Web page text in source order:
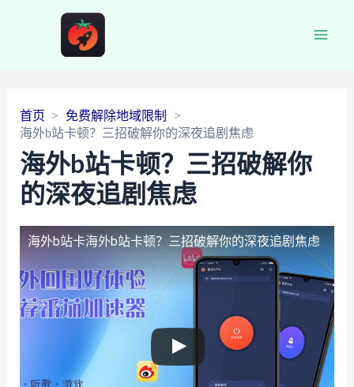
首页
免费解除地域限制
海外b站卡顿？三招破解你的深夜追剧焦虑
海外b站卡顿？三招破解你
的深夜追剧焦虑
海外b站卡海外b站卡顿？三招破解你的深夜追剧焦虑